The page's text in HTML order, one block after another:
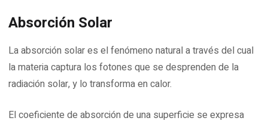
Absorción Solar
La absorción solar es el fenómeno natural a través del cual
la materia captura los fotones que se desprenden de la
radiación solar, y lo transforma en calor.
El coeficiente de absorción de una superficie se expresa